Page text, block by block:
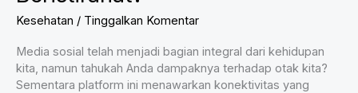
Kesehatan / Tinggalkan Komentar
Media sosial telah menjadi bagian integral dari kehidupan
kita, namun tahukah Anda dampaknya terhadap otak kita?
Sementara platform ini menawarkan konektivitas yang